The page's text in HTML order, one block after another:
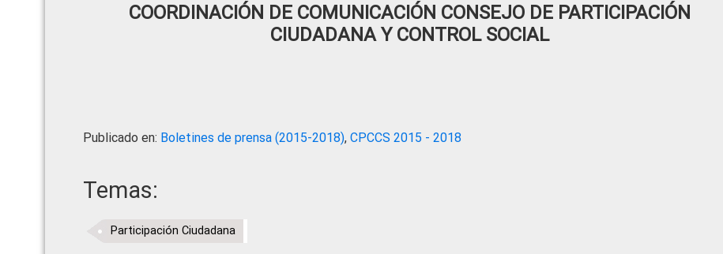
COORDINACIÓN DE COMUNICACIÓN CONSEJO DE PARTICIPACIÓN
CIUDADANA Y CONTROL SOCIAL
Publicado en: Boletines de prensa (2015-2018), CPCCS 2015 - 2018
Temas:
Participación Ciudadana